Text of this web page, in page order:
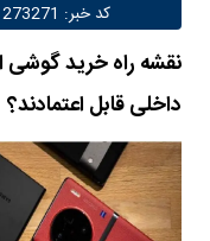
کد خبر: 273271
نقشه راه خرید گوشی
داخلی قابل اعتمادند؟